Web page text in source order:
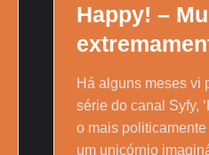
Happy! –
Há alguns meses vi
série do canal Syfy,
o mais
um unicórnio